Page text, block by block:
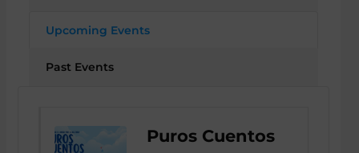
Upcoming Events
Past Events
Puros Cuentos